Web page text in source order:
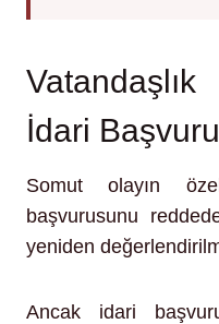
İdari
Somut olayın
başvurusunu
yeniden
Ancak idari